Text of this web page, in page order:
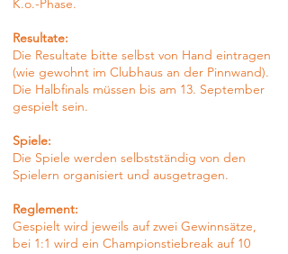
K.o.-Phase.
Resultate:
Die Resultate bitte selbst von Hand eintragen
(wie gewohnt im Clubhaus an der Pinnwand).
Die Halbfinals müssen bis am 13. September
gespielt sein.
Spiele:
Die Spiele werden selbstständig von den
Spielern organisiert und ausgetragen.
Reglement:
Gespielt wird jeweils auf zwei Gewinnsätze,
bei 1:1 wird ein Championstiebreak auf 10